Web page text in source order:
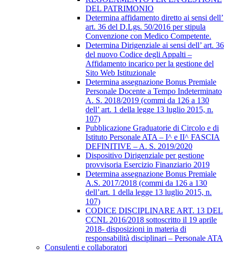
DEL PATRIMONIO
Determina affidamento diretto ai sensi dell’
art. 36 del D.Lgs. 50/2016 per stipula
Convenzione con Medico Competente.
Determina Dirigenziale ai sensi dell’ art. 36
del nuovo Codice degli Appalti –
Affidamento incarico per la gestione del
Sito Web Istituzionale
Determina assegnazione Bonus Premiale
Personale Docente a Tempo Indeterminato
A. S. 2018/2019 (commi da 126 a 130
dell’ art. 1 della legge 13 luglio 2015, n.
107)
Pubblicazione Graduatorie di Circolo e di
Istituto Personale ATA – I^ e II^ FASCIA
DEFINITIVE – A. S. 2019/2020
Dispositivo Dirigenziale per gestione
provvisoria Esercizio Finanziario 2019
Determina assegnazione Bonus Premiale
A.S. 2017/2018 (commi da 126 a 130
dell’art. 1 della legge 13 luglio 2015, n.
107)
CODICE DISCIPLINARE ART. 13 DEL
CCNL 2016/2018 sottoscritto il 19 aprile
2018- disposizioni in materia di
responsabilità disciplinari – Personale ATA
Consulenti e collaboratori